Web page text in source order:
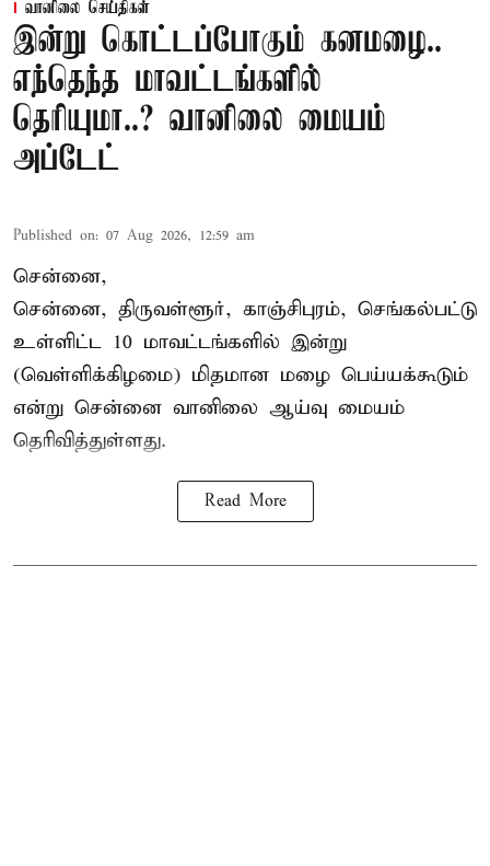
வானிலை செய்திகள்
இன்று கொட்டப்போகும் கனமழை..
எந்தெந்த மாவட்டங்களில்
தெரியுமா..? வானிலை மையம்
அப்டேட்
Published on: 07 Aug 2026, 12:59 am
சென்னை,
சென்னை, திருவள்ளூர், காஞ்சிபுரம், செங்கல்பட்டு
உள்ளிட்ட 10 மாவட்டங்களில் இன்று
(வெள்ளிக்கிழமை) மிதமான மழை பெய்யக்கூடும்
என்று சென்னை வானிலை ஆய்வு மையம்
தெரிவித்துள்ளது.
Read More